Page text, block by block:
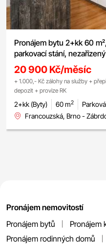
Pronájem bytu 2+kk 60
parkovací stání, nezařízený
20 900 Kč/měsíc
+ 1.000,- Kč zálohy na služby +
depozit + provize RK
2+kk (Byty) 60 m2
Francouzská, Brno -
Pronájem nemovitostí
Pronájem bytů
Pronájem
Pronájem rodinných domů